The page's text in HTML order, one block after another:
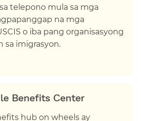
telepono mula sa mga
na mga
o iba pang organisasyong
sa imigrasyon.​​
Benefits Center​​
hub on wheels ay